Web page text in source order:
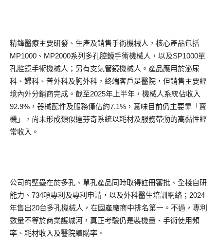
精鋒醫療主要研發、生產及銷售手術機械人，核心產品包括
MP1000、MP2000系列多孔腔鏡手術機械人，以及SP1000單
孔腔鏡手術機械人；另有支氣管鏡機械人。產品應用於泌尿
科、婦科、普外科及胸外科，終端客戶是醫院，但銷售主要經
境內外分銷商完成。截至2025年上半年，機械人系統佔收入
92.9%，器械配件及服務僅佔約7.1%，意味目前仍主要靠「賣
機」，尚未形成類似達芬奇系統以耗材及服務帶動的高黏性經
常收入。
公司的壁壘在於多孔、單孔產品同時取得註冊審批、全棧自研
能力、734項專利及專利申請，以及外科醫生培訓網絡；2024
年售出20台多孔機械人，在國產廠商中排名第一。不過，專利
數量不等於商業護城河，真正考驗仍是裝機量、手術使用頻
率、耗材收入及醫院續購率。